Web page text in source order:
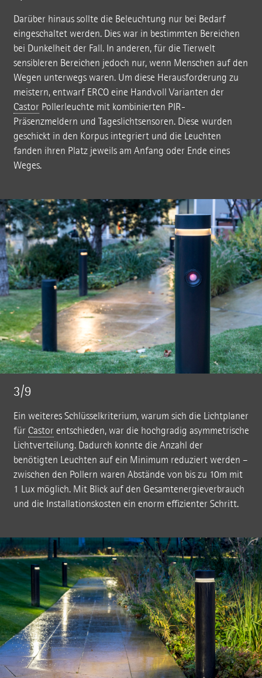
Darüber hinaus sollte die Beleuchtung nur bei Bedarf
eingeschaltet werden. Dies war in bestimmten Bereichen
bei Dunkelheit der Fall. In anderen, für die Tierwelt
sensibleren Bereichen jedoch nur, wenn Menschen auf den
Wegen unterwegs waren. Um diese Herausforderung zu
meistern, entwarf ERCO eine Handvoll Varianten der
CastorPollerleuchte mit kombinierten PIR-
Präsenzmeldern und Tageslichtsensoren. Diese wurden
geschickt in den Korpus integriert und die Leuchten
fanden ihren Platz jeweils am Anfang oder Ende eines
Weges.
3/9
Ein weiteres Schlüsselkriterium, warum sich die Lichtplaner
für Castorentschieden, war die hochgradig asymmetrische
Lichtverteilung. Dadurch konnte die Anzahl der
benötigten Leuchten auf ein Minimum reduziert werden –
zwischen den Pollern waren Abstände von bis zu 10m mit
1 Lux möglich. Mit Blick auf den Gesamtenergieverbrauch
und die Installationskosten ein enorm effizienter Schritt.